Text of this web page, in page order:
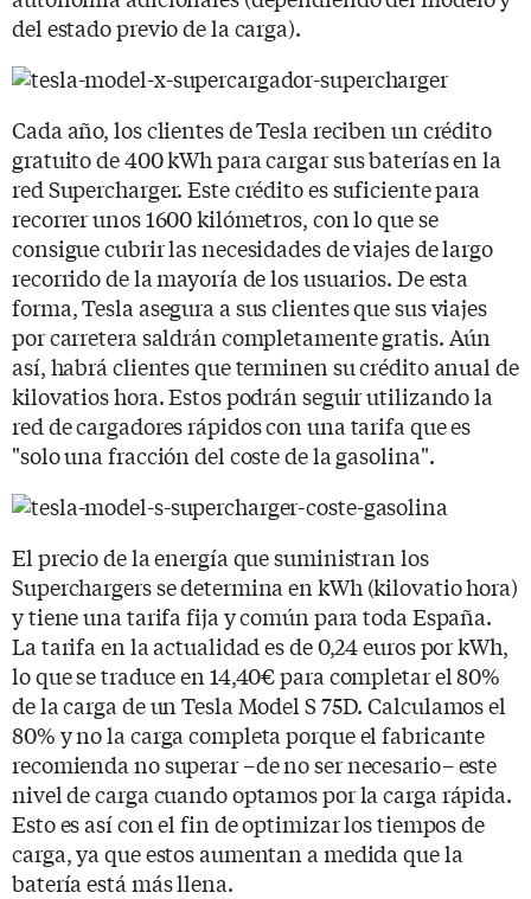
del estado previo de la carga).
Cada año, los clientes de Tesla reciben un crédito
gratuito de 400 kWh para cargar sus baterías en la
red Supercharger. Este crédito es suficiente para
recorrer unos 1600 kilómetros, con lo que se
consigue cubrir las necesidades de viajes de largo
recorrido de la mayoría de los usuarios. De esta
forma, Tesla asegura a sus clientes que sus viajes
por carretera saldrán completamente gratis. Aún
así, habrá clientes que terminen su crédito anual de
kilovatios hora. Estos podrán seguir utilizando la
red de cargadores rápidos con una tarifa que es
"solo una fracción del coste de la gasolina".
El precio de la energía que suministran los
Superchargers se determina en kWh (kilovatio hora)
y tiene una tarifa fija y común para toda España.
La tarifa en la actualidad es de 0,24 euros por kWh,
lo que se traduce en 14,40€ para completar el 80%
de la carga de un Tesla Model S 75D. Calculamos el
80% y no la carga completa porque el fabricante
recomienda no superar –de no ser necesario– este
nivel de carga cuando optamos por la carga rápida.
Esto es así con el fin de optimizar los tiempos de
carga, ya que estos aumentan a medida que la
batería está más llena.